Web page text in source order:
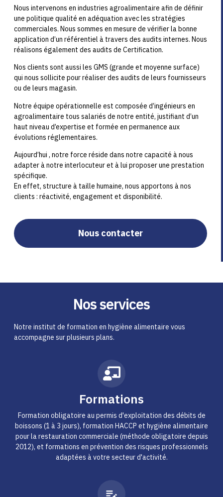
Nous intervenons en industries agroalimentaire afin de définir
une politique qualité en adéquation avec les stratégies
commerciales. Nous sommes en mesure de vérifier la bonne
application d’un référentiel à travers des audits internes. Nous
réalisons également des audits de Certification.
Nos clients sont aussi les GMS (grande et moyenne surface)
qui nous sollicite pour réaliser des audits de leurs fournisseurs
ou de leurs magasin.
Notre équipe opérationnelle est composée d’ingénieurs en
agroalimentaire tous salariés de notre entité, justifiant d’un
haut niveau d’expertise et formée en permanence aux
évolutions réglementaires.
Aujourd’hui , notre force réside dans notre capacité à nous
adapter à notre interlocuteur et à lui proposer une prestation
spécifique.
En effet, structure à taille humaine, nous apportons à nos
clients : réactivité, engagement et disponibilité.
Nous contacter
Nos services
Notre institut de formation en hygiène alimentaire vous
accompagne sur plusieurs plans.
Formations
Formation obligatoire au permis d'exploitation des débits de
boissons (1 à 3 jours), formation HACCP et hygiène alimentaire
pour la restauration commerciale (méthode obligatoire depuis
2012), et formations en prévention des risques professionnels
adaptées à votre secteur d'activité.